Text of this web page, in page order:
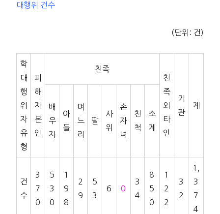
대행위 건수
(단위: 건)
학
대
행
위
자
유
형
피
해
자
본
인
친족
친
족
외
타
인
기
관
계
배
우
자
아
들
며
느
리
딸
사
위
손
자
녀
친
척
소
계
건
수
3
7
0
5
3
0
1
9
8
2
9
5
3
6 0
3
4
8
5
0
1
2
2
3
2
1,
3
7
4